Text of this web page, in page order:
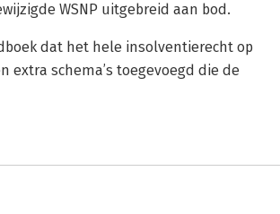
WSNP uitgebreid aan bod.
dat het hele insolventierecht op
extra schema’s toegevoegd die de